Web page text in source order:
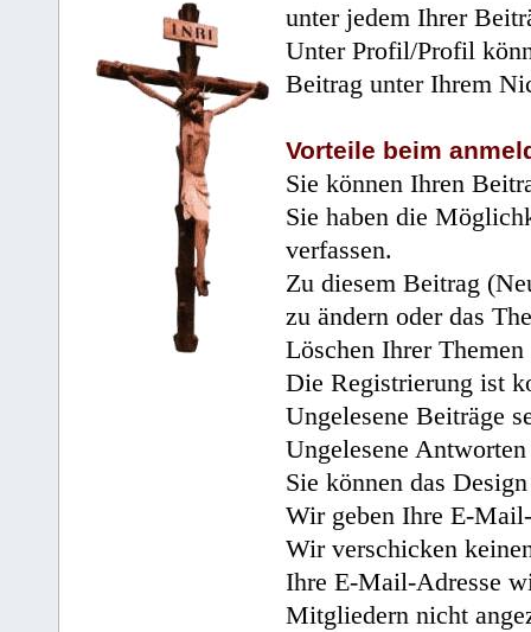
unter jedem Ihrer
Unter Profil/Profil
Beitrag unter Ihrem
Vorteile beim
Sie können Ihren
Sie haben die
verfassen.
Zu diesem Beitrag
zu ändern oder das
Löschen Ihrer
Die Registrierung ist
Ungelesene Beiträge
Ungelesene
Sie können das
Wir geben Ihre E-
Wir verschicken
Ihre E-Mail-Adresse
Mitgliedern nicht